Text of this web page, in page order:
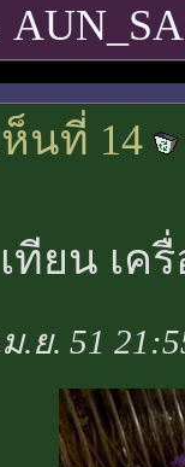
นที่ 14
ทียน เค
.ย. 51